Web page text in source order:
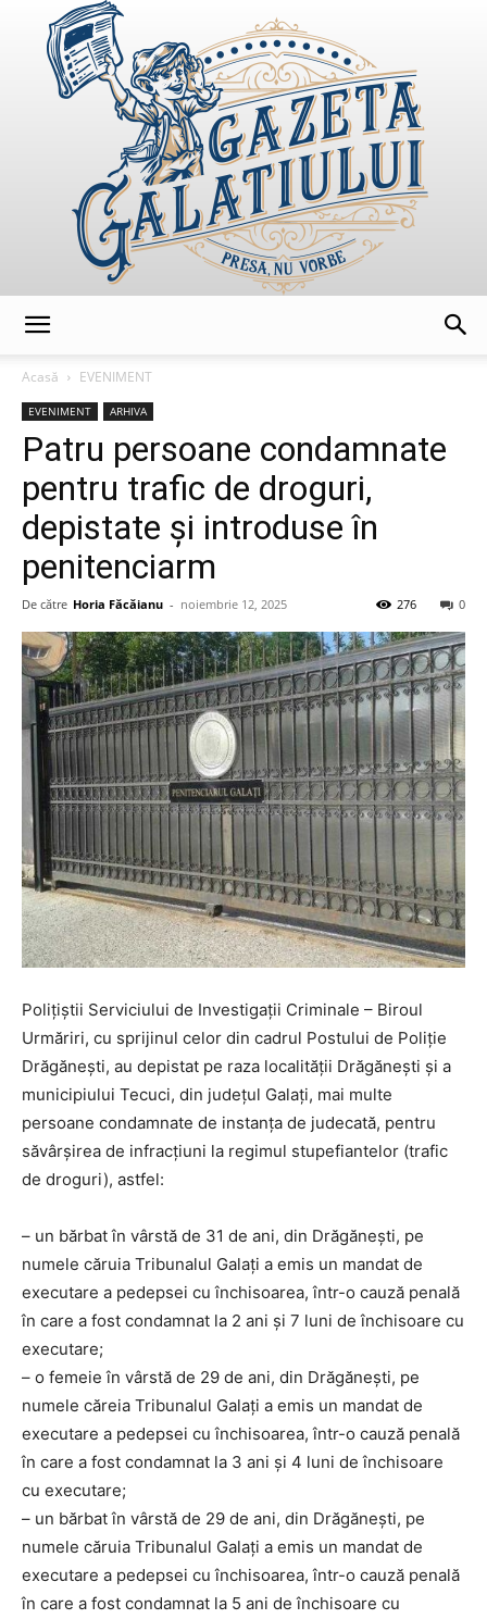
Acasă
EVENIMENT
EVENIMENT ARHIVA
Patru persoane condamnate
pentru trafic de droguri,
depistate și introduse în
penitenciarm
De către Horia Făcăianu - noiembrie 12, 2025 0
276
Polițiștii Serviciului de Investigații Criminale – Biroul
Urmăriri, cu sprijinul celor din cadrul Postului de Poliție
Drăgănești, au depistat pe raza localității Drăgănești și a
municipiului Tecuci, din județul Galați, mai multe
persoane condamnate de instanța de judecată, pentru
săvârșirea de infracțiuni la regimul stupefiantelor (trafic
de droguri), astfel:
– un bărbat în vârstă de 31 de ani, din Drăgănești, pe
numele căruia Tribunalul Galați a emis un mandat de
executare a pedepsei cu închisoarea, într-o cauză penală
în care a fost condamnat la 2 ani și 7 luni de închisoare cu
executare;
– o femeie în vârstă de 29 de ani, din Drăgănești, pe
numele căreia Tribunalul Galați a emis un mandat de
executare a pedepsei cu închisoarea, într-o cauză penală
în care a fost condamnat la 3 ani și 4 luni de închisoare
cu executare;
– un bărbat în vârstă de 29 de ani, din Drăgănești, pe
numele căruia Tribunalul Galați a emis un mandat de
executare a pedepsei cu închisoarea, într-o cauză penală
în care a fost condamnat la 5 ani de închisoare cu